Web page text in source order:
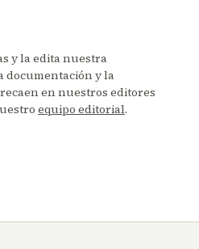
y la edita nuestra
documentación y la
en nuestros editores
equipo editorial.